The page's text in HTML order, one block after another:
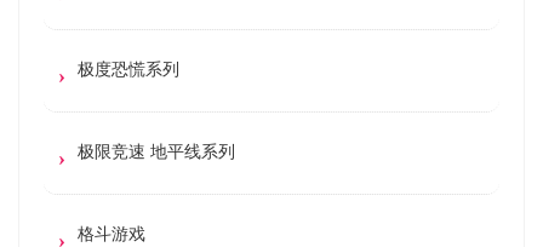
极度恐慌系列
极限竞速 地平线系列
格斗游戏